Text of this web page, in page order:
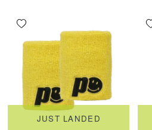
Add wishlist
JUST LANDED